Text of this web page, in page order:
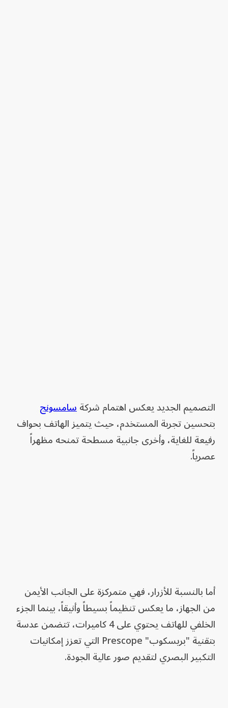
التصميم الجديد يعكس اهتمام شركةسامسونج
بتحسين تجربة المستخدم، حيث يتميز الهاتف بحواف
رفيعة للغاية، وأخرى جانبية مسطحة تمنحه مظهراً
عصرياً.
أما بالنسبة للأزرار، فهي متمركزة على الجانب الأيمن
من الجهاز، ما يعكس تنظيماً بسيطاً وأنيقاً، بينما الجزء
الخلفي للهاتف يحتوي على 4 كاميرات، تتضمن عدسة
بتقنية "بريسكوب" Prescope التي تعزز إمكانيات
التكبير البصري لتقديم صور عالية الجودة.